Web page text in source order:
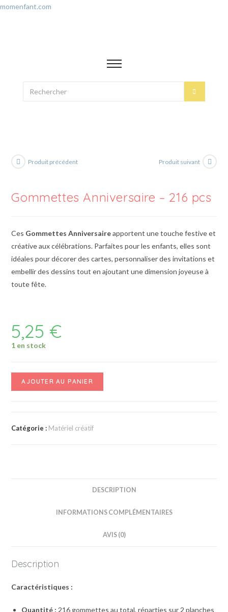
momenfant.com
Produit précédent Produit suivant
Gommettes Anniversaire – 216 pcs
Ces Gommettes Anniversaireapportent une touche festive et
créative aux célébrations. Parfaites pour les enfants, elles sont
idéales pour décorer des cartes, personnaliser des invitations et
embellir des dessins tout en ajoutant une dimension joyeuse à
toute fête.
5,25€
1 en stock
AJOUTER AU PANIER
Catégorie : Matériel créatif
DESCRIPTION
INFORMATIONS COMPLÉMENTAIRES
AVIS (0)
Description
Caractéristiques :
Quantité : 216 gommettes au total, réparties sur 2 planches